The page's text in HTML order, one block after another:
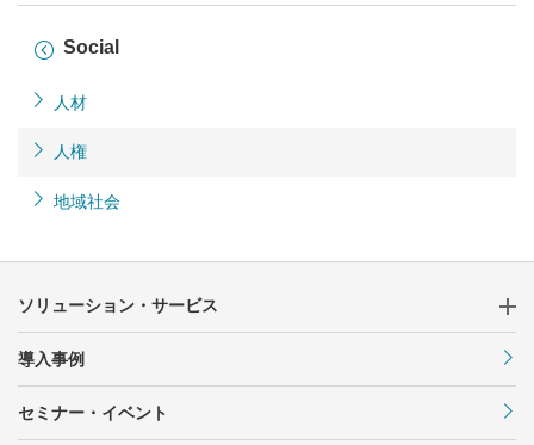
Social
人材
人権
地域社会
ソリューション・サービス
導入事例
セミナー・イベント